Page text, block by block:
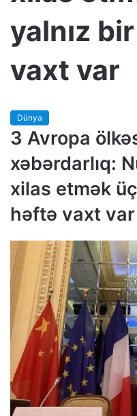
yalnız
vaxt var
Dünya
3 Avropa
xəbərdarlıq:
xilas etmək
həftə vaxt var